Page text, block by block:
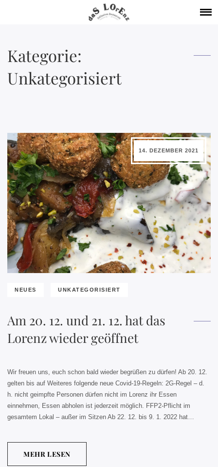
Kategorie:
Unkategorisiert
14. DEZEMBER 2021
NEUES UNKATEGORISIERT
Am 20. 12. und 21. 12. hat das
Lorenz wieder geöffnet
Wir freuen uns, euch schon bald wieder begrüßen zu dürfen! Ab 20. 12.
gelten bis auf Weiteres folgende neue Covid-19-Regeln: 2G-Regel – d.
h. nicht geimpfte Personen dürfen nicht im Lorenz ihr Essen
einnehmen, Essen abholen ist jederzeit möglich. FFP2-Pflicht im
gesamtem Lokal – außer im Sitzen Ab 22. 12. bis 9. 1. 2022 hat…
MEHR LESEN